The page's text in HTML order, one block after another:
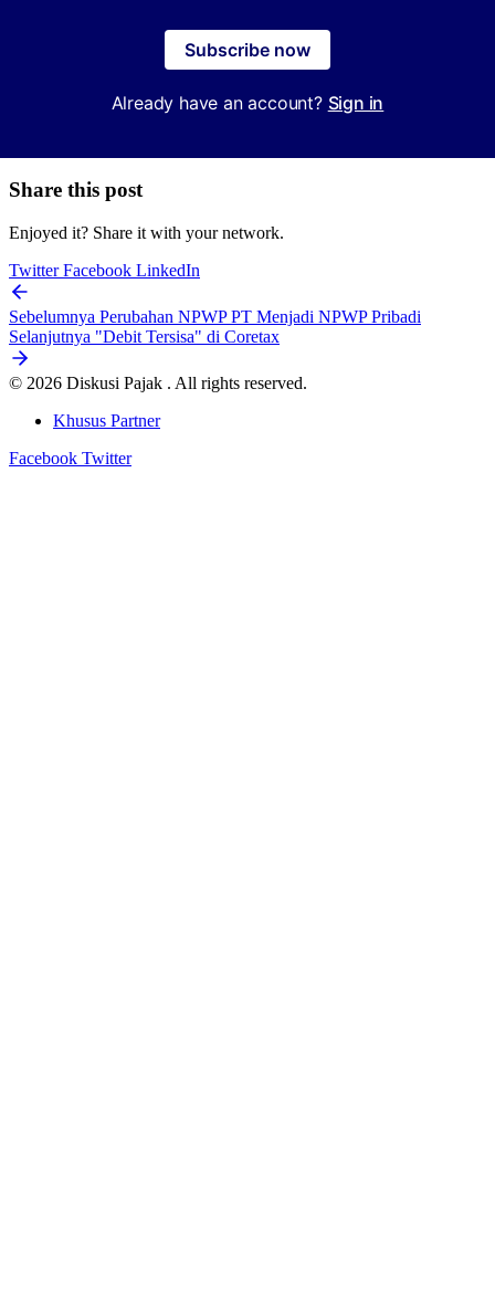
Subscribe now
Already have an account? Sign in
Share this post
Enjoyed it? Share it with your network.
TwitterFacebook LinkedIn
Sebelumnya Perubahan NPWP PT Menjadi NPWP Pribadi
Selanjutnya "Debit Tersisa" di Coretax
© 2026 Diskusi Pajak . All rights reserved.
Khusus Partner
Facebook Twitter